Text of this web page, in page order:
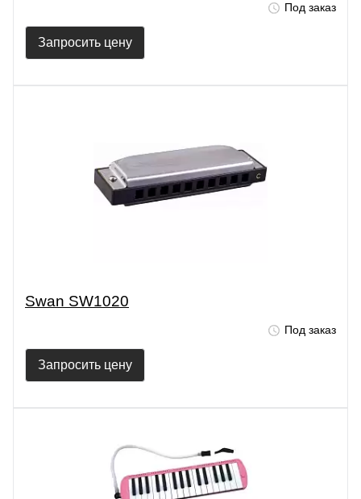
Под заказ
Запросить цену
Swan SW1020
Под заказ
Запросить цену